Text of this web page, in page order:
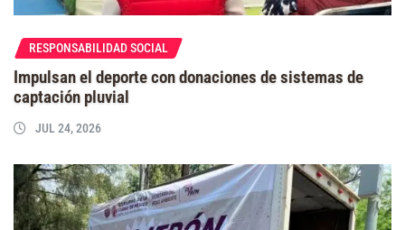
RESPONSABILIDAD SOCIAL
Impulsan el deporte con donaciones de sistemas de
captación pluvial
JUL 24, 2026